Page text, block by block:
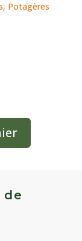
, Potagères